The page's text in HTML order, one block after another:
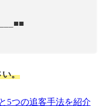
い。
5つの追客手法を紹介